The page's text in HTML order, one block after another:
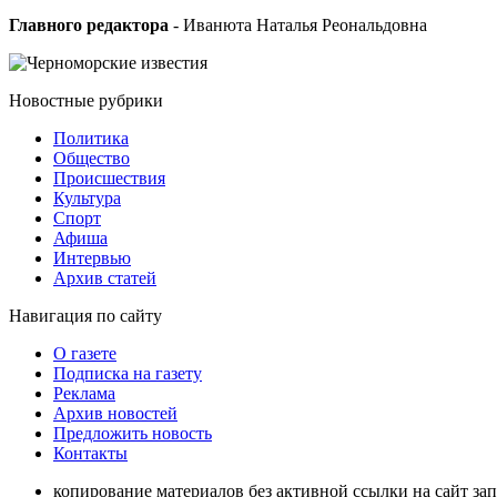
Главного редактора - Иванюта Наталья Реональдовна
Новостные рубрики
Политика
Общество
Проиcшествия
Культура
Спорт
Афиша
Интервью
Архив статей
Навигация по сайту
О газете
Подписка на газету
Реклама
Архив новостей
Предложить новость
Контакты
копирование материалов без активной ссылки на сайт